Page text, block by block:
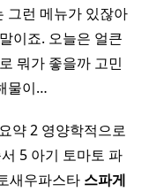
그런 메뉴가 있잖아
이죠. 오늘은 얼큰
뭐가 좋을까 고민
물이…
약 2 영양학적으로
5 아기 토마토 파
새우파스타 스파게